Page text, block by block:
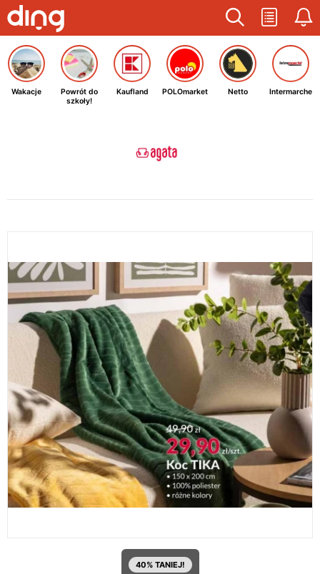
Wakacje
Powrót do
szkoły!
Kaufland POLOmarket Netto Intermarche
40% TANIEJ!